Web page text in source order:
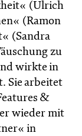
(Ulrich
(Ramon
(Sandra
zu
wirkte in
Sie arbeitet
&
wieder mit
in